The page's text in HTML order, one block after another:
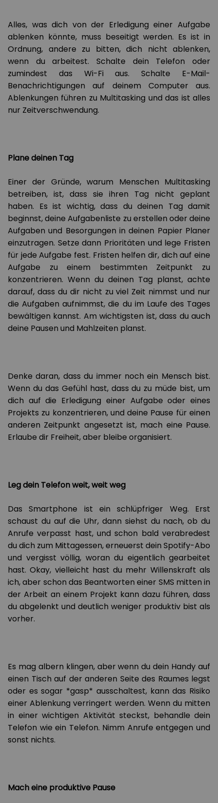
Alles, was dich von der Erledigung einer Aufgabe
ablenken könnte, muss beseitigt werden. Es ist in
Ordnung, andere zu bitten, dich nicht ablenken,
wenn du arbeitest. Schalte dein Telefon oder
zumindest das Wi-Fi aus. Schalte E-Mail-
Benachrichtigungen auf deinem Computer aus.
Ablenkungen führen zu Multitasking und das ist alles
nur Zeitverschwendung.
Plane deinen Tag
Einer der Gründe, warum Menschen Multitasking
betreiben, ist, dass sie ihren Tag nicht geplant
haben. Es ist wichtig, dass du deinen Tag damit
beginnst, deine Aufgabenliste zu erstellen oder deine
Aufgaben und Besorgungen in deinen Papier Planer
einzutragen. Setze dann Prioritäten und lege Fristen
für jede Aufgabe fest. Fristen helfen dir, dich auf eine
Aufgabe zu einem bestimmten Zeitpunkt zu
konzentrieren. Wenn du deinen Tag planst, achte
darauf, dass du dir nicht zu viel Zeit nimmst und nur
die Aufgaben aufnimmst, die du im Laufe des Tages
bewältigen kannst. Am wichtigsten ist, dass du auch
deine Pausen und Mahlzeiten planst.
Denke daran, dass du immer noch ein Mensch bist.
Wenn du das Gefühl hast, dass du zu müde bist, um
dich auf die Erledigung einer Aufgabe oder eines
Projekts zu konzentrieren, und deine Pause für einen
anderen Zeitpunkt angesetzt ist, mach eine Pause.
Erlaube dir Freiheit, aber bleibe organisiert.
Leg dein Telefon weit, weit weg
Das Smartphone ist ein schlüpfriger Weg. Erst
schaust du auf die Uhr, dann siehst du nach, ob du
Anrufe verpasst hast, und schon bald verabredest
du dich zum Mittagessen, erneuerst dein Spotify-Abo
und vergisst völlig, woran du eigentlich gearbeitet
hast. Okay, vielleicht hast du mehr Willenskraft als
ich, aber schon das Beantworten einer SMS mitten in
der Arbeit an einem Projekt kann dazu führen, dass
du abgelenkt und deutlich weniger produktiv bist als
vorher.
Es mag albern klingen, aber wenn du dein Handy auf
einen Tisch auf der anderen Seite des Raumes legst
oder es sogar *gasp* ausschaltest, kann das Risiko
einer Ablenkung verringert werden. Wenn du mitten
in einer wichtigen Aktivität steckst, behandle dein
Telefon wie ein Telefon. Nimm Anrufe entgegen und
sonst nichts.
Mach eine produktive Pause